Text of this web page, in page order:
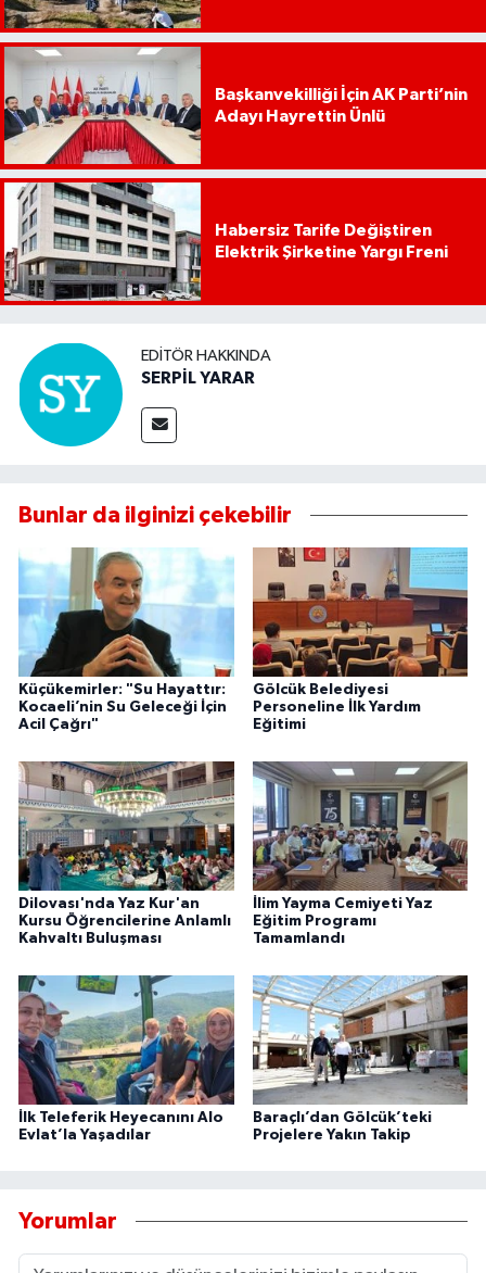
Başkanvekilliği İçin AK Parti’nin
Adayı Hayrettin Ünlü
Habersiz Tarife Değiştiren
Elektrik Şirketine Yargı Freni
EDITÖR HAKKINDA
SERPİL YARAR
Bunlar da ilginizi çekebilir
Küçükemirler: "Su Hayattır:
Kocaeli’nin Su Geleceği İçin
Acil Çağrı"
Gölcük Belediyesi
Personeline İlk Yardım
Eğitimi
Dilovası'nda Yaz Kur'an
Kursu Öğrencilerine Anlamlı
Kahvaltı Buluşması
İlim Yayma Cemiyeti Yaz
Eğitim Programı
Tamamlandı
İlk Teleferik Heyecanını Alo
Evlat’la Yaşadılar
Baraçlı’dan Gölcük’teki
Projelere Yakın Takip
Yorumlar